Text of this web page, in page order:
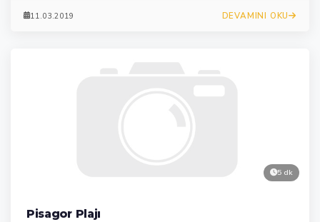
11.03.2019 DEVAMINI OKU
5 dk
Pisagor Plajı